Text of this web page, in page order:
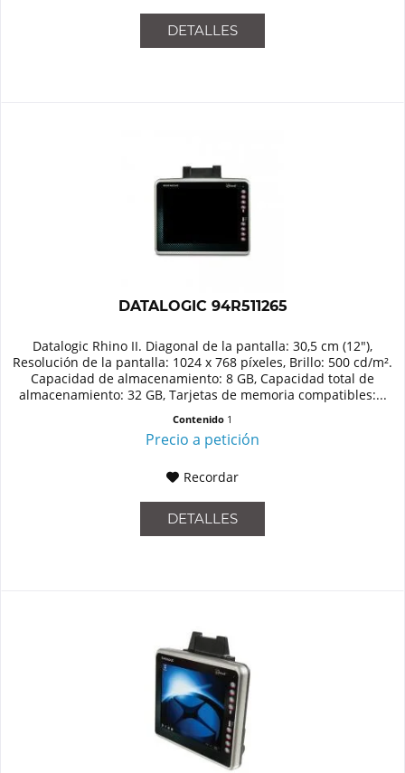
DETALLES
DATALOGIC 94R511265
Datalogic Rhino II. Diagonal de la pantalla: 30,5 cm (12"),
Resolución de la pantalla: 1024 x 768 píxeles, Brillo: 500 cd/m².
Capacidad de almacenamiento: 8 GB, Capacidad total de
almacenamiento: 32 GB, Tarjetas de memoria compatibles:...
Contenido 1
Precio a petición
Recordar
DETALLES